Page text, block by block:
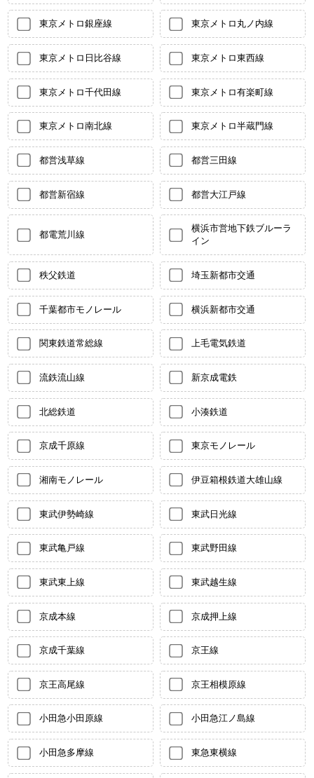
東京メトロ銀座線 東京メトロ丸ノ内線
東京メトロ日比谷線 東京メトロ東西線
東京メトロ千代田線 東京メトロ有楽町線
東京メトロ南北線 東京メトロ半蔵門線
都営浅草線 都営三田線
都営新宿線 都営大江戸線
都電荒川線
横浜市営地下鉄ブルーラ
イン
秩父鉄道 埼玉新都市交通
千葉都市モノレール 横浜新都市交通
関東鉄道常総線 上毛電気鉄道
流鉄流山線 新京成電鉄
北総鉄道 小湊鉄道
京成千原線 東京モノレール
湘南モノレール 伊豆箱根鉄道大雄山線
東武伊勢崎線 東武日光線
東武亀戸線 東武野田線
東武東上線 東武越生線
京成本線 京成押上線
京成千葉線 京王線
京王高尾線 京王相模原線
小田急小田原線 小田急江ノ島線
小田急多摩線 東急東横線